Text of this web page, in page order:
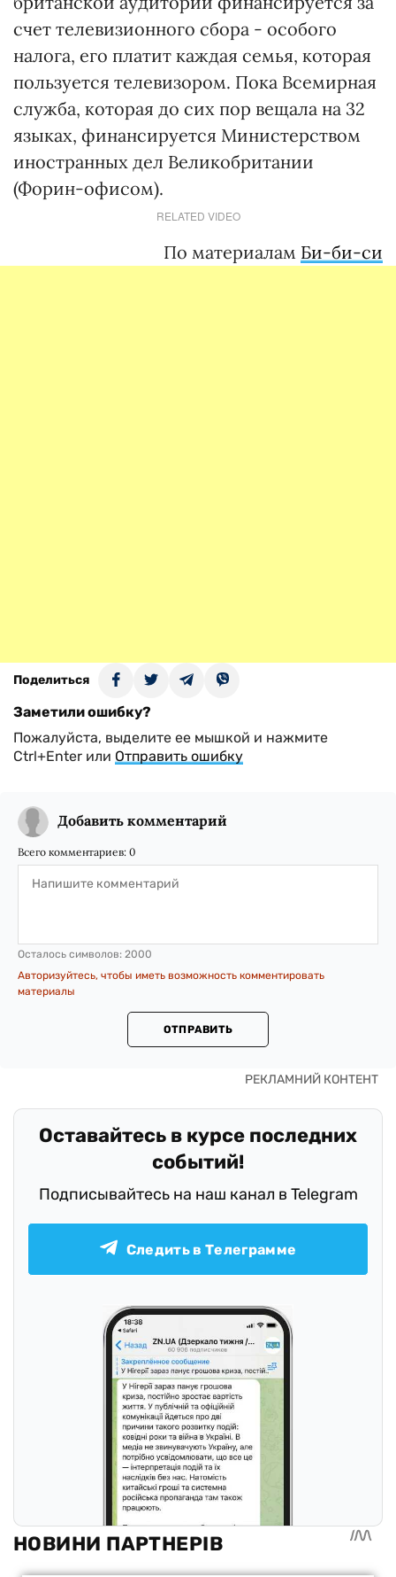
счет телевизионного сбора - особого
налога, его платит каждая семья, которая
пользуется телевизором. Пока Всемирная
служба, которая до сих пор вещала на 32
языках, финансируется Министерством
иностранных дел Великобритании
(Форин-офисом).
RELATED VIDEO
По материалам Би-би-си
Поделиться
Заметили ошибку?
Пожалуйста, выделите ее мышкой и нажмите
Ctrl+Enter или Отправить ошибку
Добавить комментарий
Всего комментариев: 0
Осталось символов: 2000
Авторизуйтесь, чтобы иметь возможность комментировать
материалы
ОТПРАВИТЬ
Оставайтесь в курсе последних
событий!
Подписывайтесь на наш канал в Telegram
Следить в Телеграмме